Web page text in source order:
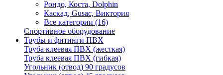
Рондо, Коста, Dolphin
Каскад, Gusac, Виктория
Все категории (16)
Спортивное оборудование
Трубы и фитинги ПВХ
Труба клеевая ПВХ (жесткая)
Труба клеевая ПВХ (гибкая)
Угольник (отвод) 90 градусов